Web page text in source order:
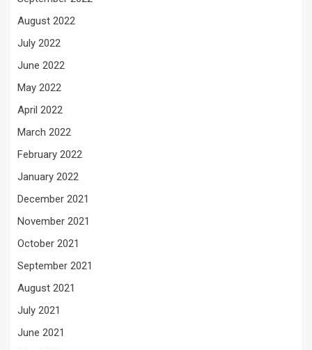
August 2022
July 2022
June 2022
May 2022
April 2022
March 2022
February 2022
January 2022
December 2021
November 2021
October 2021
September 2021
August 2021
July 2021
June 2021